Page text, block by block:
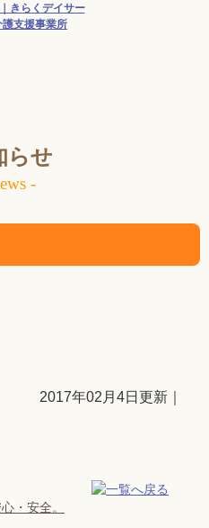
らせ
-
2017年02月4日更新｜
・安全。